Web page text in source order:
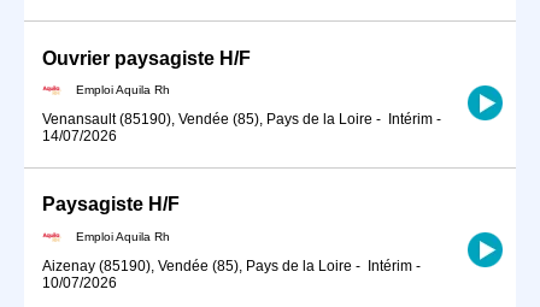
Ouvrier paysagiste H/F
Emploi Aquila Rh
Venansault (85190), Vendée (85), Pays de la Loire - Intérim -
14/07/2026
Paysagiste H/F
Emploi Aquila Rh
Aizenay (85190), Vendée (85), Pays de la Loire - Intérim -
10/07/2026